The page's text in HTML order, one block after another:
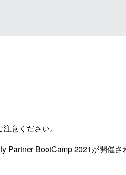
意ください。
BootCamp 2021が開催